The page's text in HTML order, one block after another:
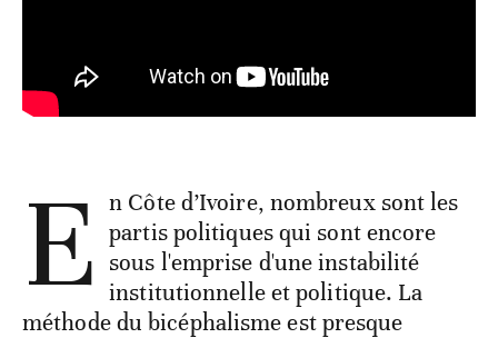
E n Côte d’Ivoire, nombreux sont les
partis politiques qui sont encore
sous l'emprise d'une instabilité
institutionnelle et politique. La
méthode du bicéphalisme est presque